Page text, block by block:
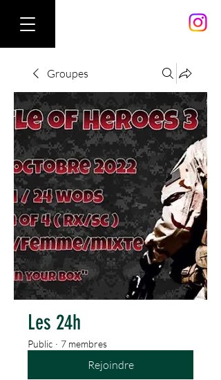
Groupes
Les 24h
Public · 7 membres
Rejoindre